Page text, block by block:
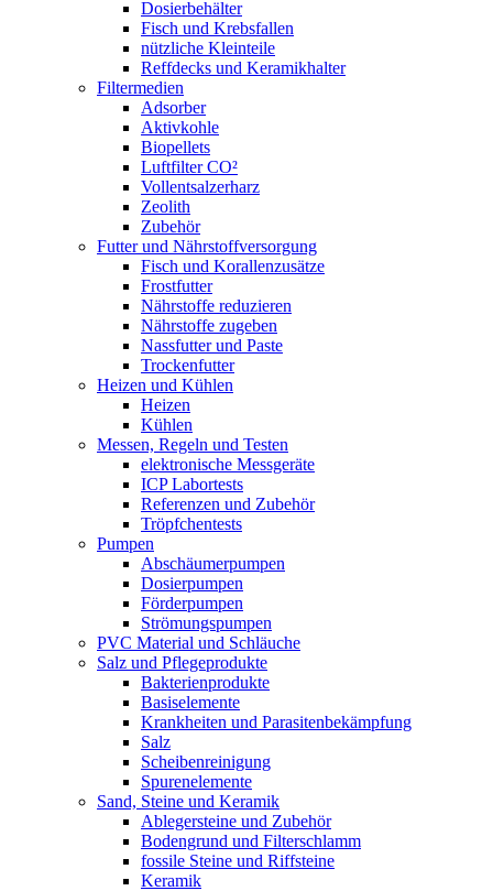
Dosierbehälter
Fisch und Krebsfallen
nützliche Kleinteile
Reffdecks und Keramikhalter
Filtermedien
Adsorber
Aktivkohle
Biopellets
Luftfilter CO²
Vollentsalzerharz
Zeolith
Zubehör
Futter und Nährstoffversorgung
Fisch und Korallenzusätze
Frostfutter
Nährstoffe reduzieren
Nährstoffe zugeben
Nassfutter und Paste
Trockenfutter
Heizen und Kühlen
Heizen
Kühlen
Messen, Regeln und Testen
elektronische Messgeräte
ICP Labortests
Referenzen und Zubehör
Tröpfchentests
Pumpen
Abschäumerpumpen
Dosierpumpen
Förderpumpen
Strömungspumpen
PVC Material und Schläuche
Salz und Pflegeprodukte
Bakterienprodukte
Basiselemente
Krankheiten und Parasitenbekämpfung
Salz
Scheibenreinigung
Spurenelemente
Sand, Steine und Keramik
Ablegersteine und Zubehör
Bodengrund und Filterschlamm
fossile Steine und Riffsteine
Keramik